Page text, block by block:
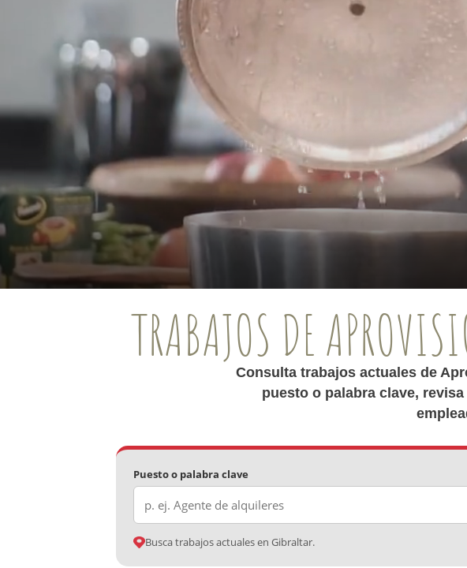
TRABAJOS DE
Consulta trabajos actuales de
puesto o palabra clave,
Puesto o palabra clave
Busca trabajos actuales en Gibraltar.